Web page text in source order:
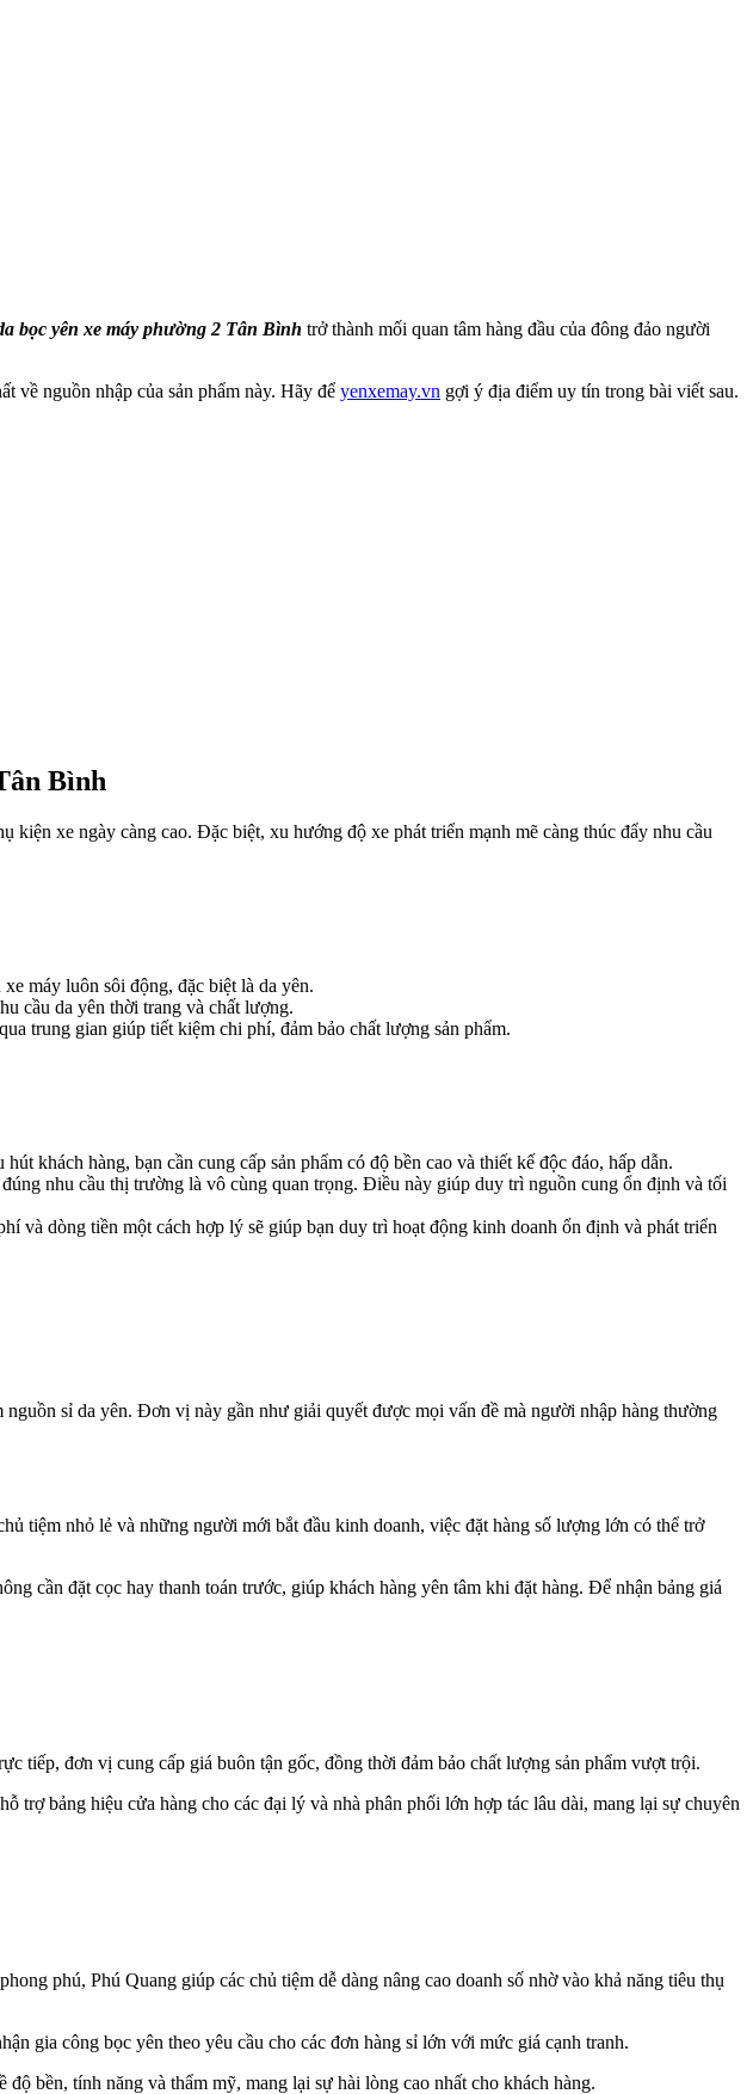
bọc yên xe máy phường 2 Tân Bình trở thành mối quan tâm hàng đầu của đông đảo người
về nguồn nhập của sản phẩm này. Hãy để yenxemay.vn gợi ý địa điểm uy tín trong bài viết sau.
Bình
xe ngày càng cao. Đặc biệt, xu hướng độ xe phát triển mạnh mẽ càng thúc đẩy nhu cầu
máy luôn sôi động, đặc biệt là da yên.
cầu da yên thời trang và chất lượng.
trung gian giúp tiết kiệm chi phí, đảm bảo chất lượng sản phẩm.
khách hàng, bạn cần cung cấp sản phẩm có độ bền cao và thiết kế độc đáo, hấp dẫn.
nhu cầu thị trường là vô cùng quan trọng. Điều này giúp duy trì nguồn cung ổn định và tối
và dòng tiền một cách hợp lý sẽ giúp bạn duy trì hoạt động kinh doanh ổn định và phát triển
nguồn sỉ da yên. Đơn vị này gần như giải quyết được mọi vấn đề mà người nhập hàng thường
tiệm nhỏ lẻ và những người mới bắt đầu kinh doanh, việc đặt hàng số lượng lớn có thể trở
cần đặt cọc hay thanh toán trước, giúp khách hàng yên tâm khi đặt hàng. Để nhận bảng giá
tiếp, đơn vị cung cấp giá buôn tận gốc, đồng thời đảm bảo chất lượng sản phẩm vượt trội.
bảng hiệu cửa hàng cho các đại lý và nhà phân phối lớn hợp tác lâu dài, mang lại sự chuyên
phú, Phú Quang giúp các chủ tiệm dễ dàng nâng cao doanh số nhờ vào khả năng tiêu thụ
gia công bọc yên theo yêu cầu cho các đơn hàng sỉ lớn với mức giá cạnh tranh.
bền, tính năng và thẩm mỹ, mang lại sự hài lòng cao nhất cho khách hàng.